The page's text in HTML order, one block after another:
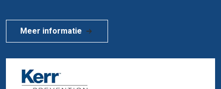
Meer informatie